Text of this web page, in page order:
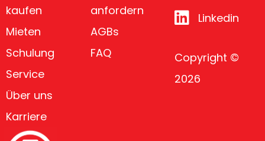
kaufen
Mieten
Schulung
Service
Über uns
Karriere
anfordern
AGBs
FAQ
Linkedin
Copyright ©
2026